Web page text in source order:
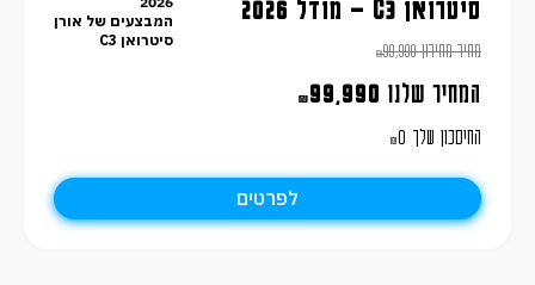
סיטרואן C3 – מודל 2026
מחיר מחירון ₪99,990
המחיר שלנו ₪99,990
החיסכון שלך ₪0
המבצעים של אורן
סיטרואן C3
לפרטים